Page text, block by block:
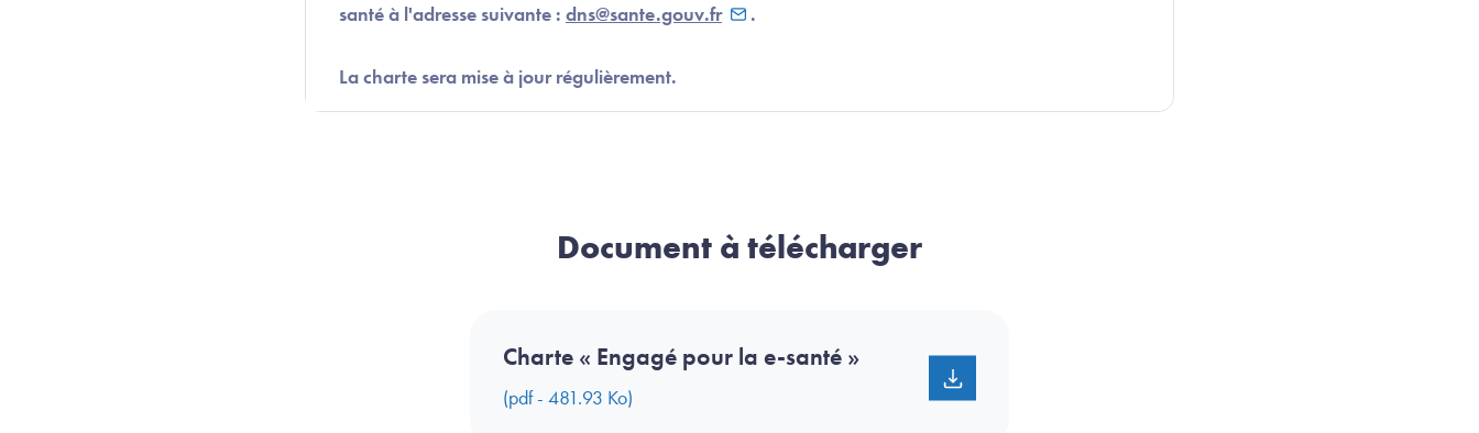
santé à l'adresse suivante : dns@sante.gouv.fr .
La charte sera mise à jour régulièrement.
Document à télécharger
Charte « Engagé pour la e-santé »
(pdf - 481.93 Ko)